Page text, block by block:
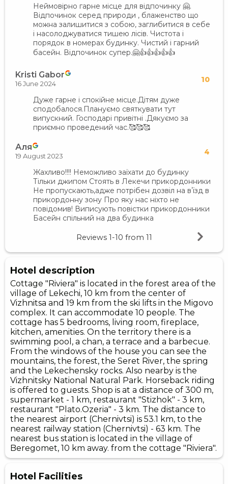
Неймовірно гарне місце для відпочинку 🤗.
Відпочинок серед природи , блаженство що
можна залишитися з собою, заглибитися в себе
і насолоджуватися тишею лісів. Чистота і
порядок в номерах будинку. Чистий і гарний
басейн. Відпочинок супер.🤗👍👍👍👍👍
Kristi Gabor 10
16 June 2024
Дуже гарне і спокійне місце.Дітям дуже
сподобалося.Плануємо святкувати тут
випускний. Господарі привітні .Дякуємо за
приємно проведений час.🥰🥰🥰
Аля 4
19 August 2023
Жахливо!!!! Неможливо заїхати до будинку
Тільки джипом Стоять в Лекечи прикордонники
Не пропускають,адже потрібен дозвіл на вʼїзд в
прикордонну зону Про яку нас ніхто не
повідомив! Виписують повістки прикордонники
Басейн спільний на два будинка
Reviews 1-10 from 11
Hotel description
Cottage "Riviera" is located in the forest area of ​​the
village of Lekechi, 10 km from the center of
Vizhnitsa and 19 km from the ski lifts in the Migovo
complex. It can accommodate 10 people. The
cottage has 5 bedrooms, living room, fireplace,
kitchen, amenities. On the territory there is a
swimming pool, a chan, a terrace and a barbecue.
From the windows of the house you can see the
mountains, the forest, the Seret River, the spring
and the Lekechensky rocks. Also nearby is the
Vizhnitsky National Natural Park. Horseback riding
is offered to guests. Shop is at a distance of 300 m,
supermarket - 1 km, restaurant "Stizhok" - 3 km,
restaurant "Plato.Ozeria" - 3 km. The distance to
the nearest airport (Chernivtsi) is 53.1 km, to the
nearest railway station (Chernivtsi) - 63 km. The
nearest bus station is located in the village of
Beregomet, 10 km away. from the cottage "Riviera".
Hotel Facilities